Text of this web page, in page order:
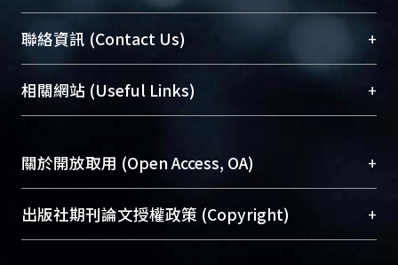
臺大位居世界頂尖大學之列，為永久珍藏及向國際
展現本校豐碩的研究成果及學術能量，圖書館整合
機構典藏（NTUR）與學術庫（AH）不同功能平
台，成為臺大學術典藏NTU scholars。期能整合研
成果。
To permanently archive and promote researcher
profiles and scholarly works, Library integrates the
services of “NTU Repository” with “Academic
聯絡資訊 (Contact Us) +
總館學科館員(Main Library)
醫學圖書館學科館員(Medical Library)
Sciences Library)
相關網站 (Useful Links) +
關於開放取用 (Open Access, OA) +
開放取用是從使用者角度提升資訊取用性的社會運
動，應用在學術研究上是透過將研究著作公開供使
出版社期刊論文授權政策 (Copyright) +